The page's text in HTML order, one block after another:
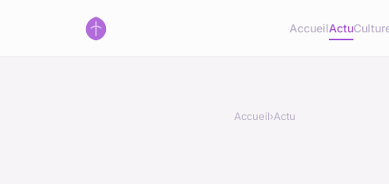
AccueilActu
Accueil›Actu